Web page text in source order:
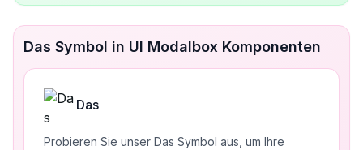
Das Symbol in UI Modalbox Komponenten
Das
Probieren Sie unser Das Symbol aus, um Ihre